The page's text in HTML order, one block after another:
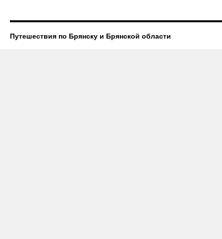
Путешествия по Брянску и Брянской области